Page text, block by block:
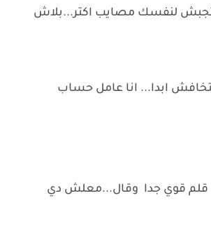
لنفسك مصايب اكتر...بلاش
ابدا... انا عامل حساب
قلم قوي جدا وقال...معلش دي